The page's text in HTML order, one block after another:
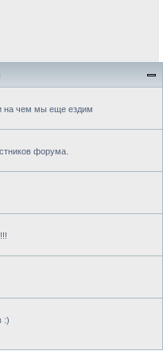
на чем мы еще ездим
форума.
:)